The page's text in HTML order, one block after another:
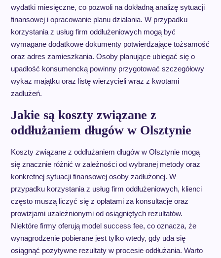
wydatki miesięczne, co pozwoli na dokładną analizę sytuacji
finansowej i opracowanie planu działania. W przypadku
korzystania z usług firm oddłużeniowych mogą być
wymagane dodatkowe dokumenty potwierdzające tożsamość
oraz adres zamieszkania. Osoby planujące ubiegać się o
upadłość konsumencką powinny przygotować szczegółowy
wykaz majątku oraz listę wierzycieli wraz z kwotami
zadłużeń.
Jakie są koszty związane z
oddłużaniem długów w Olsztynie
Koszty związane z oddłużaniem długów w Olsztynie mogą
się znacznie różnić w zależności od wybranej metody oraz
konkretnej sytuacji finansowej osoby zadłużonej. W
przypadku korzystania z usług firm oddłużeniowych, klienci
często muszą liczyć się z opłatami za konsultacje oraz
prowizjami uzależnionymi od osiągniętych rezultatów.
Niektóre firmy oferują model success fee, co oznacza, że
wynagrodzenie pobierane jest tylko wtedy, gdy uda się
osiągnąć pozytywne rezultaty w procesie oddłużania. Warto